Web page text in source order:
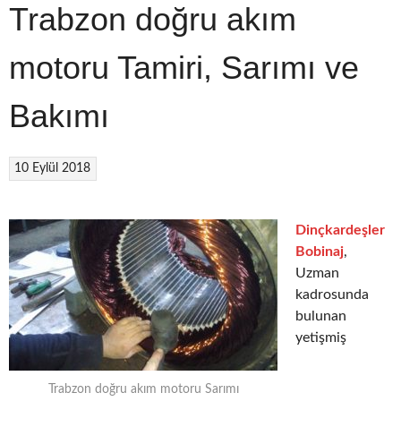
Trabzon doğru akım
motoru Tamiri, Sarımı ve
Bakımı
10 Eylül 2018
Trabzon doğru akım motoru Sarımı
Dinçkardeşler
Bobinaj,
Uzman
kadrosunda
bulunan
yetişmiş